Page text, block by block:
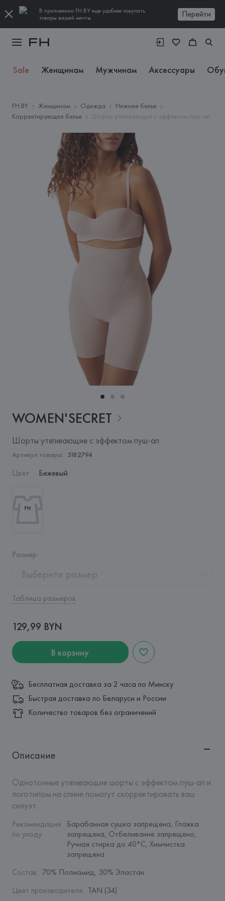
В приложении FH.BY еще удобнее покупать
товары вашей мечты
Перейти
Sale Женщинам Мужчинам Аксессуары
FH.BY Женщинам Одежда
Нижнее белье
Корректирующее белье
Шорты утягивающие с эффектом пуш-ап
WOMEN'SECRET
Шорты утягивающие с эффектом пуш-ап
Артикул товара: 5182794
Цвет: Бежевый
Размер:
Выберите размер
Таблица размеров
129,99 BYN
В корзину
Бесплатная доставка за 2 часа по Минску
Быстрая доставка по Беларуси и России
Количество товаров без ограничений
Описание
Однотонные утягивающие шорты с эффектом пуш-ап и
логотипом на спине помогут скорректировать ваш
силуэт.
Рекомендация
по уходу:
Барабанная сушка запрещена, Глажка
запрещена, Отбеливание запрещено,
Ручная стирка до 40°C, Химчистка
запрещена
Состав: 70% Полиамид, 30% Эластан
Цвет производителя: TAN (34)